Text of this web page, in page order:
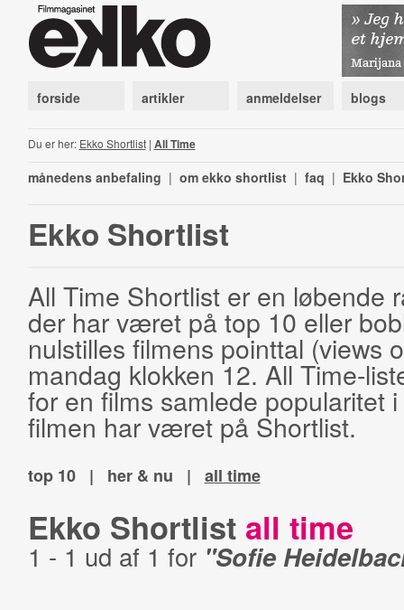
forside artikler anmeldelser blogs
Du er her: Ekko Shortlist| All Time
månedens anbefaling | om ekko shortlist | faq | Ekko
Ekko Shortlist
All Time Shortlist er en løbende
der har været på top 10 eller
nulstilles filmens pointtal (views
mandag klokken 12. All Time-
for en films samlede popularitet
filmen har været på Shortlist.
top 10 | her & nu | all time
Ekko Shortlist all time
1 - 1 ud af 1 for "Sofie